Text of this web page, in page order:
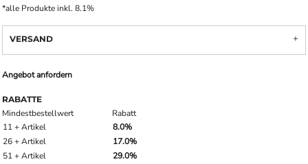
*alle Produkte inkl. 8.1%
VERSAND
Angebot anfordern
RABATTE
Mindestbestellwert
Rabatt
11 + Artikel
8.0%
26 + Artikel
17.0%
51 + Artikel
29.0%